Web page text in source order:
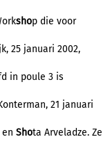
shop die voor
25 januari 2002,
in poule 3 is
21 januari
Shota Arveladze. Ze